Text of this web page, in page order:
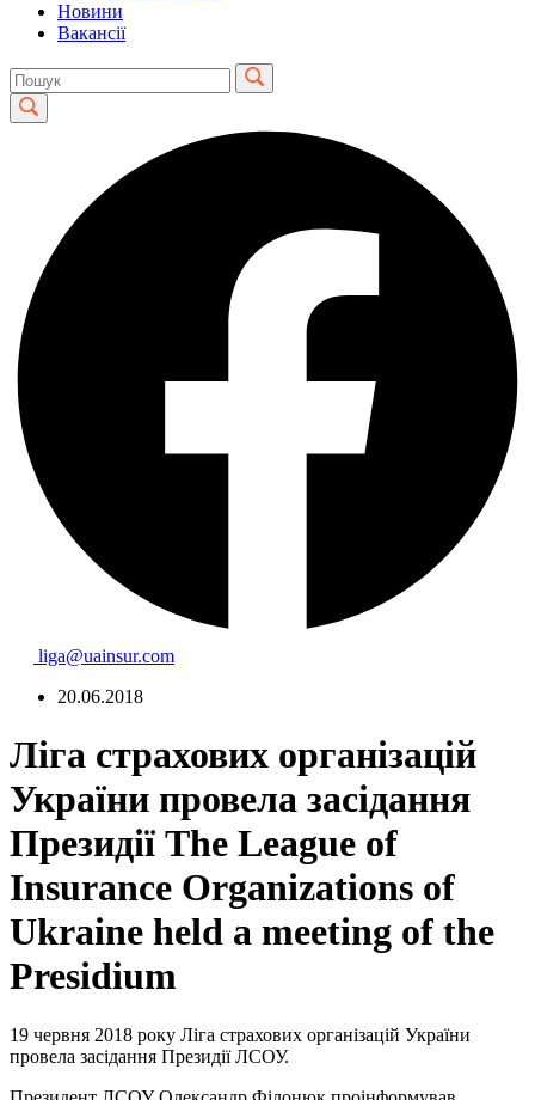
Новини
Вакансії
liga@uainsur.com
20.06.2018
Ліга страхових організацій
України провела засідання
Президії The League of
Insurance Organizations of
Ukraine held a meeting of the
Presidium
19 червня 2018 року Ліга страхових організацій України
провела засідання Президії ЛСОУ.